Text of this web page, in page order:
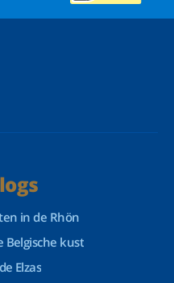
in de Rhön
Belgische kust
Elzas